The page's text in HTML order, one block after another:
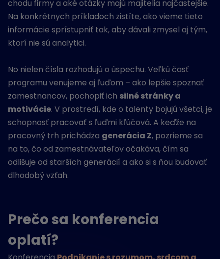
chodu firmy a aké otázky majú majitelia najčastejšie.
Na konkrétnych príkladoch zistíte, ako vieme tieto
informácie sprístupniť tak, aby dávali zmysel aj tým,
ktorí nie sú analytici.
No nielen čísla rozhodujú o úspechu. Veľkú časť
programu venujeme aj ľuďom – ako lepšie spoznať
zamestnancov, pochopiť ich silné stránky a
motivácie. V prostredí, kde o talenty bojujú všetci, je
schopnosť pracovať s ľuďmi kľúčová. A keďže na
pracovný trh prichádza generácia Z, pozrieme sa
na to, čo od zamestnávateľov očakáva, čím sa
odlišuje od starších generácií a ako si s ňou budovať
dlhodobý vzťah.
Prečo sa konferencia
oplatí?